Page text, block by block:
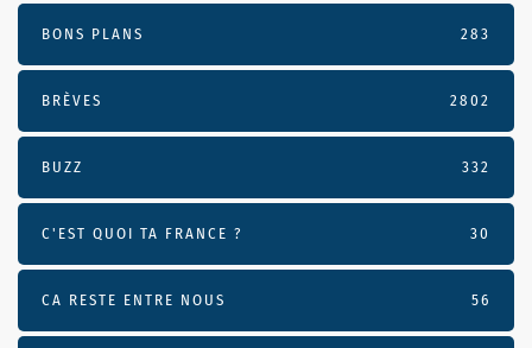
BONS PLANS 283
BRÈVES 2802
BUZZ 332
C'EST QUOI TA FRANCE ? 30
CA RESTE ENTRE NOUS 56